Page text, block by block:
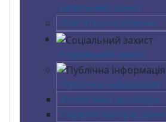
Цивільний захист
Пам'ятки населенню
Соціальний захист
Публічна інформація
Колективні договори
Перелік наборів